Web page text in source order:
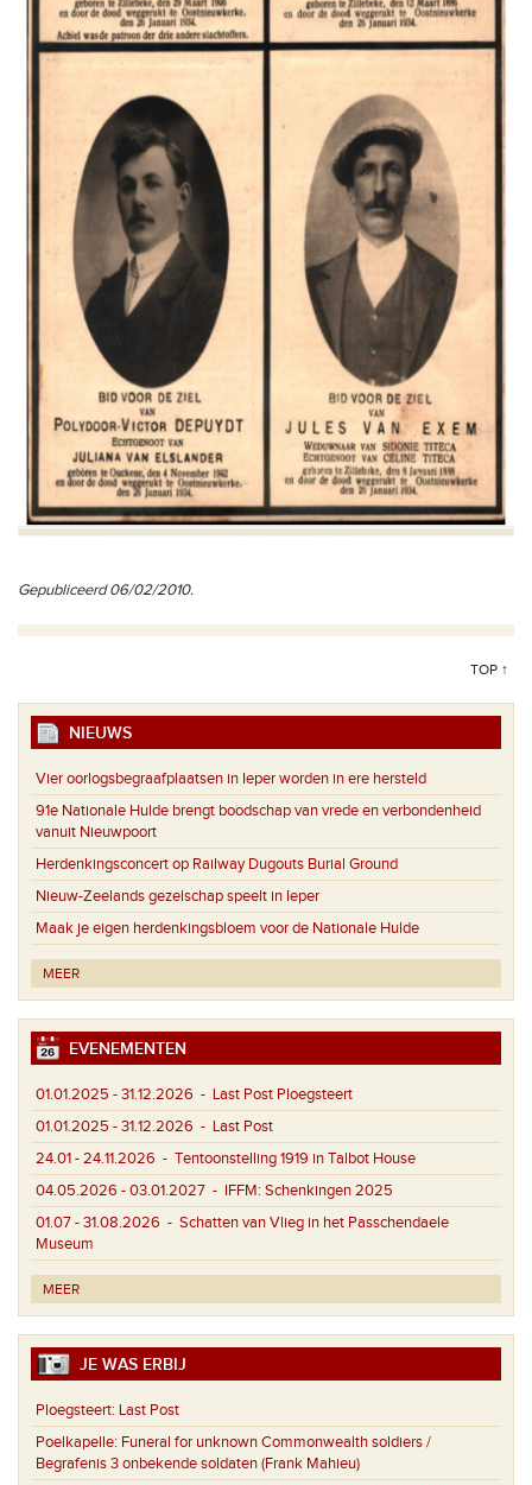
Gepubliceerd 06/02/2010.
TOP ↑
NIEUWS
Vier oorlogsbegraafplaatsen in Ieper worden in ere hersteld
91e Nationale Hulde brengt boodschap van vrede en verbondenheid
vanuit Nieuwpoort
Herdenkingsconcert op Railway Dugouts Burial Ground
Nieuw-Zeelands gezelschap speelt in Ieper
Maak je eigen herdenkingsbloem voor de Nationale Hulde
MEER
EVENEMENTEN
01.01.2025 - 31.12.2026 - Last Post Ploegsteert
01.01.2025 - 31.12.2026 - Last Post
24.01 - 24.11.2026 - Tentoonstelling 1919 in Talbot House
04.05.2026 - 03.01.2027 - IFFM: Schenkingen 2025
01.07 - 31.08.2026 - Schatten van Vlieg in het Passchendaele
Museum
MEER
JE WAS ERBIJ
Ploegsteert: Last Post
Poelkapelle: Funeral for unknown Commonwealth soldiers /
Begrafenis 3 onbekende soldaten (Frank Mahieu)